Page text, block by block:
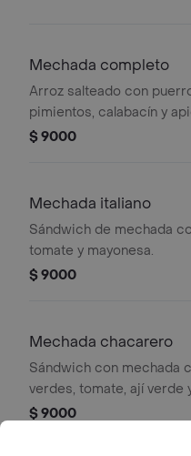
Mechada completo
Arroz salteado con
pimientos, calabacín y
en salsa de curry.
$ 9000
Mechada italiano
Sándwich de mechada
tomate y mayonesa.
$ 9000
Mechada chacarero
Sándwich con mechada
verdes, tomate, ají verde
$ 9000